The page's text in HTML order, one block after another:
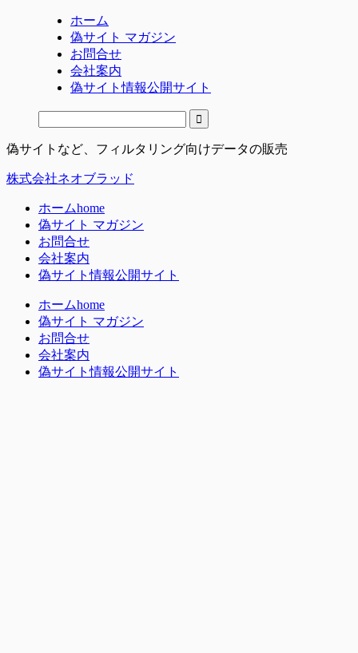
ホーム
偽サイト マガジン
お問合せ
会社案内
偽サイト情報公開サイト
偽サイトなど、フィルタリング向けデータの販売
株式会社ネオブラッド
ホームhome
偽サイト マガジン
お問合せ
会社案内
偽サイト情報公開サイト
ホームhome
偽サイト マガジン
お問合せ
会社案内
偽サイト情報公開サイト